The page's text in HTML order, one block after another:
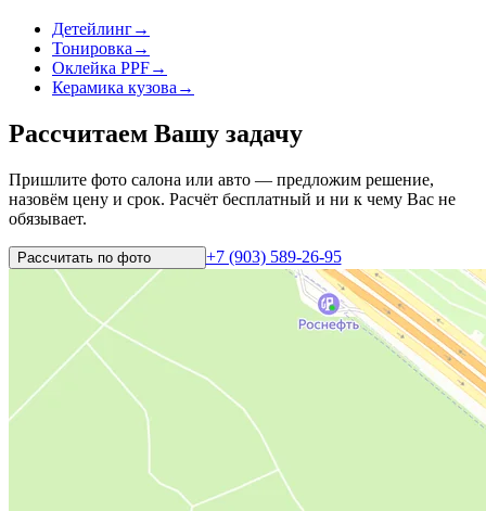
Детейлинг→
Тонировка →
Оклейка PPF→
Керамика кузова →
Рассчитаем Вашу задачу
Пришлите фото салона или авто — предложим решение,
назовём цену и срок. Расчёт бесплатный и ни к чему Вас не
обязывает.
Рассчитать по фото +7 (903) 589-26-95